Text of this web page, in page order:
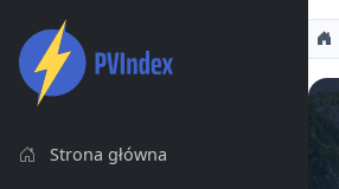
Strona główna